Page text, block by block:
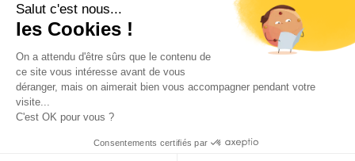
AEF info
Novethic
PRODURABLE
Inclusiv Day
Données personnelles Mentions légales 2025-2026 Tout droits réservés
Salut c'est nous...
les Cookies !
On a attendu d'être sûrs que le contenu de
ce site vous intéresse avant de vous
déranger, mais on aimerait bien vous accompagner pendant votre
visite...
C'est OK pour vous ?
Consentements certifiés par